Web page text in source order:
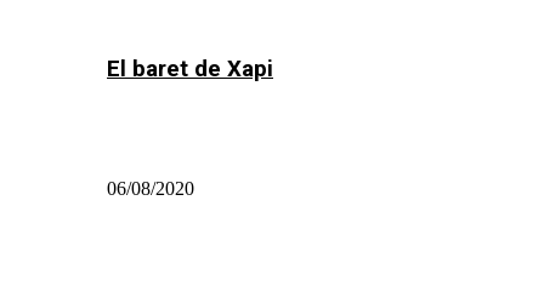
El baret de Xapi
06/08/2020